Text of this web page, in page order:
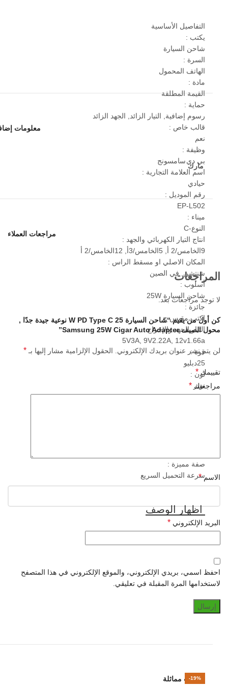
التفاصيل الأساسية
يكتب :
شاحن السيارة
السرة :
الهاتف المحمول
مادة :
القيمة المطلقة
حماية :
رسوم إضافية, التيار الزائد, الجهد الزائد
قالب خاص :
نعم
وظيفة :
بي دي
اسم العلامة التجارية :
حيادي
رقم الموديل :
EP-L502
ميناء :
النوع-C
انتاج التيار الكهربائي والجهد :
9الخامس/2 أ, 5الخامس/3أ, 12الخامس/2 أ
المكان الاصلي او مسقط الراس :
شنتشن, في الصين
أسلوب :
شاحن السيارة 25W
جائزة :
اكتب مقبس ج
التيار الجهد والإخراج :
5V3A, 9V2.22A, 12v1.66a
قوة :
25دبليو
لون :
نوير
يستخدم :
صفة مميزة :
سرعة التحميل السريع
معلومات
مارك
سامسونج
مراجعات العملاء
المراجعات
لا توجد مراجعات بعد.
كن أول من يقيم “شاحن السيارة 25 W PD Type C نوعية جيدة جدًا ,
محول الصيف Samsung 25W Cigar Auto Adapter”
لن يتم نشر عنوان بريدك الإلكتروني. الحقول الإلزامية مشار إليها بـ *
تقييمك *
مراجعتك *
الاسم*
البريد الإلكتروني *
احفظ اسمي، بريدي الإلكتروني، والموقع الإلكتروني في هذا المتصفح
لاستخدامها المرة المقبلة في تعليقي.
منتجات مماثلة
-10%
-31%
-19%
-14%
-25%
-19%